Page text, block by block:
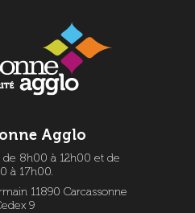
Agglo
de 8h00 à 12h00 et de
à 17h00.
11890 Carcassonne
9